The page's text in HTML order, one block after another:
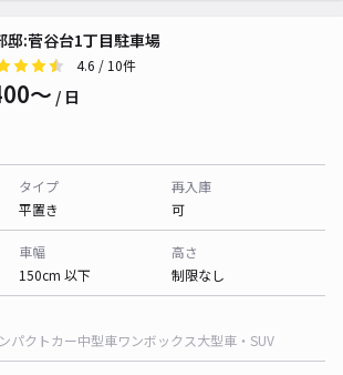
邸:菅谷台1丁目駐車場
4.6 / 10件
〜 / 日
タイプ
平置き
再入庫
可
車幅
150cm 以下
高さ
制限なし
パクトカー中型車ワンボックス大型車・SUV